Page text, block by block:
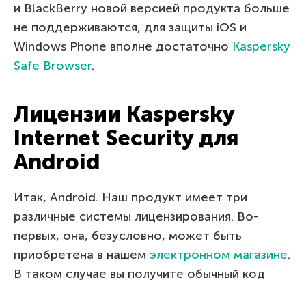
и BlackBerry новой версией продукта больше
не поддерживаются, для защиты iOS и
Windows Phone вполне достаточно Kaspersky
Safe Browser.
Лицензии Kaspersky
Internet Security для
Android
Итак, Android. Наш продукт имеет три
различные системы лицензирования. Во-
первых, она, безусловно, может быть
приобретена в нашем электронном магазине.
В таком случае вы получите обычный код